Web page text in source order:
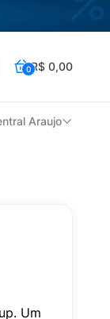
0R$ 0,00
Araujo
Um